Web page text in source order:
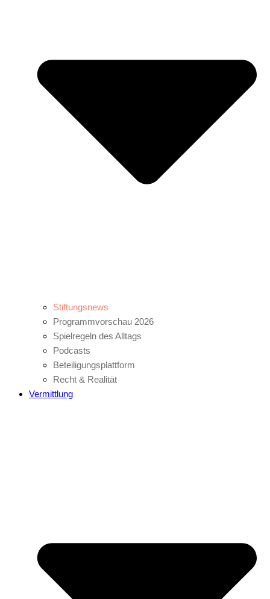
Stiftungsnews
Programmvorschau 2026
Spielregeln des Alltags
Podcasts
Beteiligungsplattform
Recht & Realität
Vermittlung